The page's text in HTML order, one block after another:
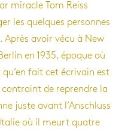
miracle Tom Reiss
les quelques personnes
Après avoir vécu à New
en 1935, époque où
fait cet écrivain est
contraint de reprendre la
juste avant l’Anschluss
où il meurt quatre